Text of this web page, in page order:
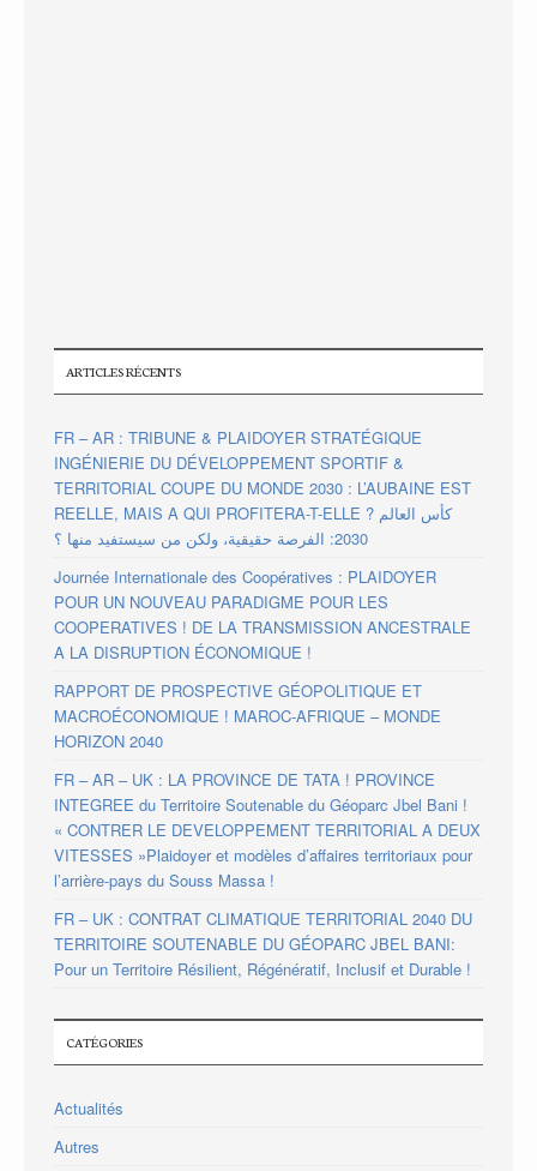
ARTICLES RÉCENTS
FR – AR : TRIBUNE & PLAIDOYER STRATÉGIQUE
INGÉNIERIE DU DÉVELOPPEMENT SPORTIF &
TERRITORIAL COUPE DU MONDE 2030 : L’AUBAINE EST
REELLE, MAIS A QUI PROFITERA-T-ELLE ? كأس العالم
2030: الفرصة حقيقية، ولكن من سيستفيد منها ؟
Journée Internationale des Coopératives : PLAIDOYER
POUR UN NOUVEAU PARADIGME POUR LES
COOPERATIVES ! DE LA TRANSMISSION ANCESTRALE
A LA DISRUPTION ÉCONOMIQUE !
RAPPORT DE PROSPECTIVE GÉOPOLITIQUE ET
MACROÉCONOMIQUE ! MAROC-AFRIQUE – MONDE
HORIZON 2040
FR – AR – UK : LA PROVINCE DE TATA ! PROVINCE
INTEGREE du Territoire Soutenable du Géoparc Jbel Bani !
« CONTRER LE DEVELOPPEMENT TERRITORIAL A DEUX
VITESSES »Plaidoyer et modèles d’affaires territoriaux pour
l’arrière-pays du Souss Massa !
FR – UK : CONTRAT CLIMATIQUE TERRITORIAL 2040 DU
TERRITOIRE SOUTENABLE DU GÉOPARC JBEL BANI:
Pour un Territoire Résilient, Régénératif, Inclusif et Durable !
CATÉGORIES
Actualités
Autres